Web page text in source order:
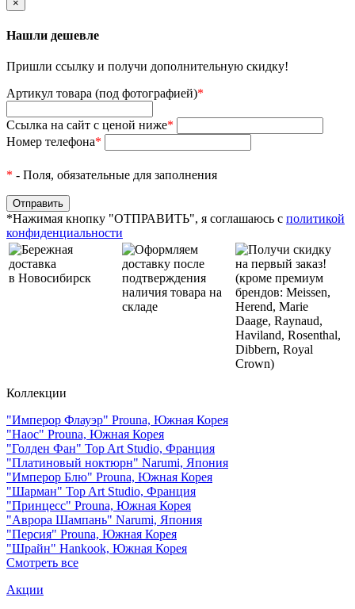
×
Нашли дешевле
Пришли ссылку и получи дополнительную скидку!
Артикул товара (под фотографией)*
Ссылка на сайт с ценой ниже*
Номер телефона*
* - Поля, обязательные для заполнения
*Нажимая кнопку "ОТПРАВИТЬ", я соглашаюсь с политикой
конфиденциальности
Бережная
доставка
в Новосибирск
Оформляем
доставку после
подтверждения
наличия товара на
складе
Получи скидку
на первый заказ!
(кроме премиум
брендов: Meissen,
Herend, Marie
Daage, Raynaud,
Haviland, Rosenthal,
Dibbern, Royal
Crown)
Коллекции
"Имперор Флауэр" Prouna, Южная Корея
"Наос" Prouna, Южная Корея
"Голден Фан" Top Art Studio, Франция
"Платиновый ноктюрн" Narumi, Япония
"Имперор Блю" Prouna, Южная Корея
"Шарман" Top Art Studio, Франция
"Принцесс" Prouna, Южная Корея
"Аврора Шампань" Narumi, Япония
"Персия" Prouna, Южная Корея
"Шрайн" Hankook, Южная Корея
Смотреть все
Акции